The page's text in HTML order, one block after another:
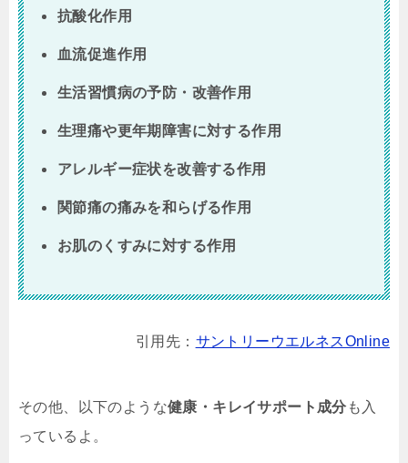
抗酸化作用
血流促進作用
生活習慣病の予防・改善作用
生理痛や更年期障害に対する作用
アレルギー症状を改善する作用
関節痛の痛みを和らげる作用
お肌のくすみに対する作用
引用先： サントリーウエルネスOnline
その他、以下のような健康・キレイサポート成分 も入
っているよ。